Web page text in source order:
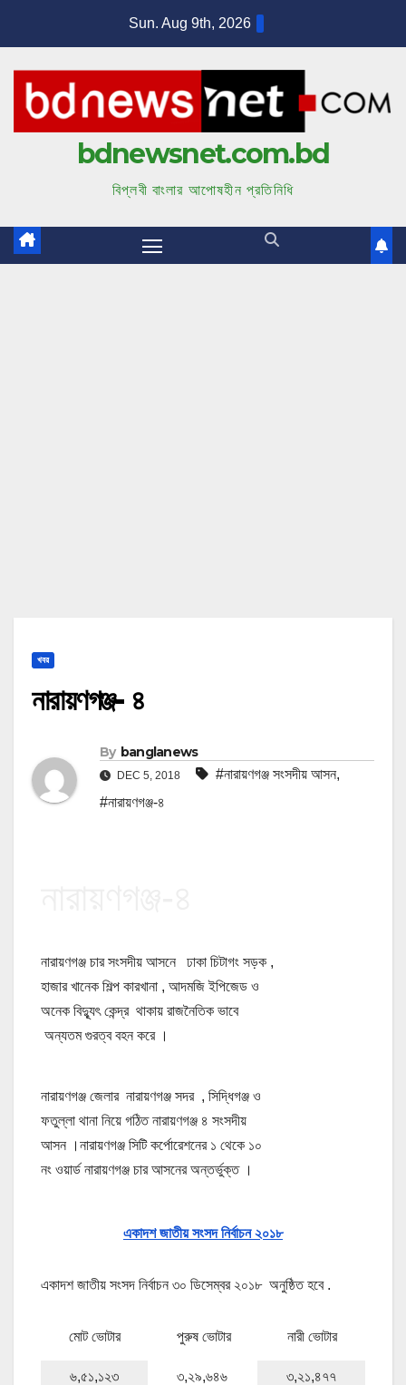
n
Sun. Aug 9th, 2026
bdnewsnet.com.bd
বিপ্লবী বাংলার আপোষহীন প্রতিনিধি
খবর
নারায়ণগঞ্জ- ৪
By banglanews
DEC 5, 2018 #নারায়ণগঞ্জ সংসদীয় আসন,
#নারায়ণগঞ্জ-৪
নারায়ণগঞ্জ চার সংসদীয় আসনে ঢাকা চিটাগং সড়ক ,
হাজার খানেক শিল্প কারখানা , আদমজি ইপিজেড ও
অনেক বিদ্যুূৎ কেন্দ্র থাকায় রাজনৈতিক ভাবে
অন্যতম গুরত্ব বহন করে ।
নারায়ণগঞ্জ জেলার নারায়ণগঞ্জ সদর , সিদ্ধিগঞ্জ ও
ফতুল্লা থানা নিয়ে গঠিত নারায়ণগঞ্জ ৪ সংসদীয়
আসন ।নারায়ণগঞ্জ সিটি কর্পোরেশনের ১ থেকে ১০
নং ওয়ার্ড নারায়ণগঞ্জ চার আসনের অন্তর্ভুক্ত ।
একাদশ জাতীয় সংসদ নির্বাচন ২০১৮
একাদশ জাতীয় সংসদ নির্বাচন ৩০ ডিসেম্বর ২০১৮ অনুষ্ঠিত হবে .
মোট ভোটার পুরুষ ভোটার নারী ভোটার
৬,৫১,১২৩ ৩,২৯,৬৪৬ ৩,২১,৪৭৭